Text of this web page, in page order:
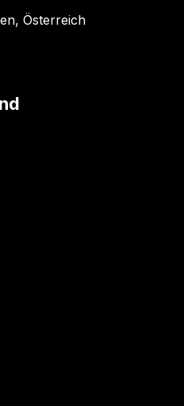
Österreich